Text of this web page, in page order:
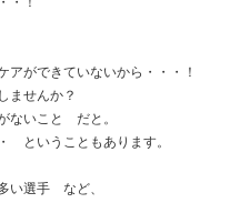
軽減することも珍しく
所になりますので、
とが出来なくなって
出てしまうこともある
が、
ラダ全体にとっても宜